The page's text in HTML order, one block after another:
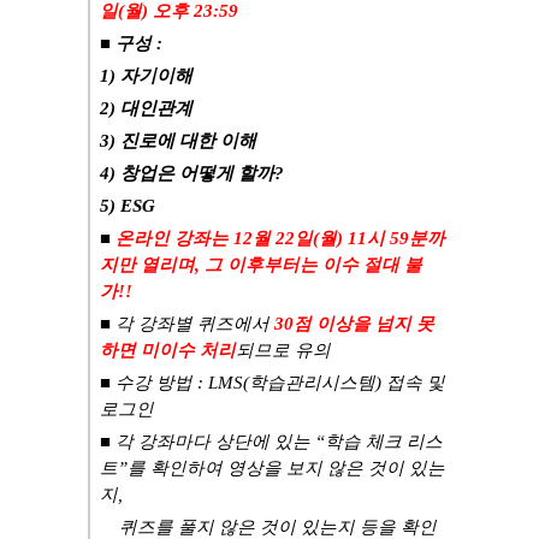
일(월) 오후 23:59
​■ 구성:
1) 자기이해
2) 대인관계
3) 진로에 대한 이해
4) 창업은 어떻게 할까?
5) ESG
■ 온라인 강좌는 12월22일(월) 11시 59분까
지만 열리며, 그 이후부터는 이수 절대 불
가!!
■ 각 강좌별 퀴즈에서 30점 이상을 넘지 못
하면 미이수 처리되므로 유의
■ 수강방법 : LMS(학습관리시스템) 접속 및
로그인
■ 각 강좌마다 상단에 있는 “학습 체크 리스
트”를 확인하여 영상을 보지 않은 것이 있는
지,
퀴즈를 풀지 않은 것이 있는지 등을 확인